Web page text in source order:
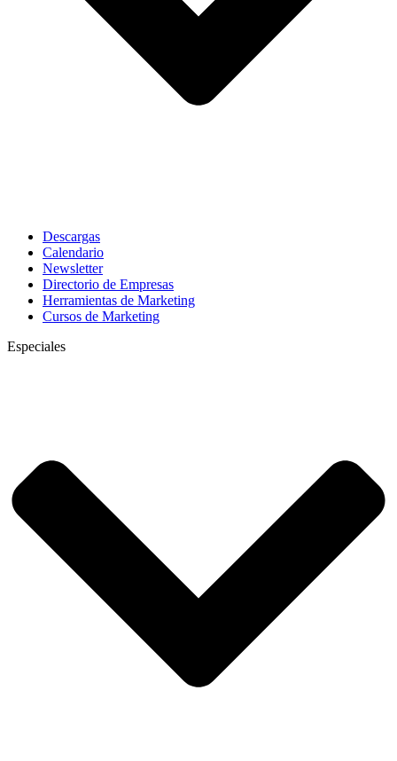
Descargas
Calendario
Newsletter
Directorio de Empresas
Herramientas de Marketing
Cursos de Marketing
Especiales